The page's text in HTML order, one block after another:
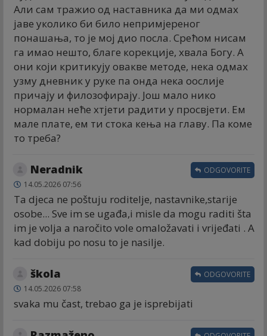
Али сам тражио од наставника да ми одмах
јаве уколико би било непримјереног
понашања, то је мој дио посла. Срећом нисам
га имао нешто, благе корекције, хвала Богу. А
они који критикују овакве методе, нека одмах
узму дневник у руке па онда нека оослије
причају и филозофирају. Још мало нико
нормалан неће хтјети радити у просвјети. Ем
мале плате, ем ти стока кења на главу. Па коме
то треба?
Neradnik
14.05.2026 07:56
Ta djeca ne poštuju roditelje, nastavnike,starije
osobe... Sve im se ugađa,i misle da mogu raditi šta
im je volja a naročito vole omaložavati i vrijeđati . A
kad dobiju po nosu to je nasilje.
ODGOVORITE
škola
14.05.2026 07:58
svaka mu čast, trebao ga je isprebijati
ODGOVORITE